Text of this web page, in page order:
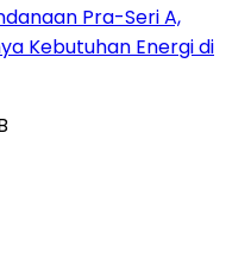
Pra-Seri A,
Kebutuhan Energi di